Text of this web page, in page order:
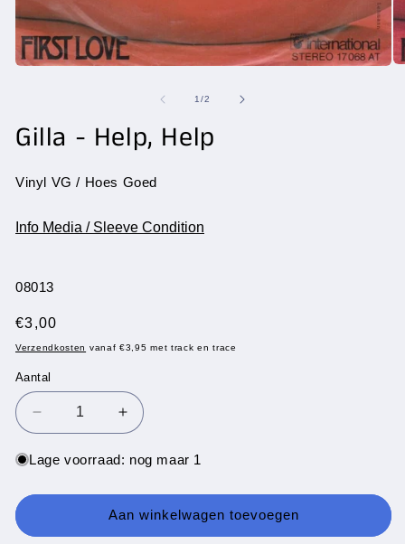
modaal
1/van
2
Gilla - Help, Help
Vinyl VG / Hoes Goed
Info Media / Sleeve Condition
SKU:
08013
Normale
prijs
€3,00
Verzendkosten vanaf €3,95 met track en trace
Aantal
Aantal
Aantal
verlagen
voor
-
Help
Aantal
verhogen
voor
-
Help,
Help
Lage voorraad: nog maar 1
Aan winkelwagen toevoegen